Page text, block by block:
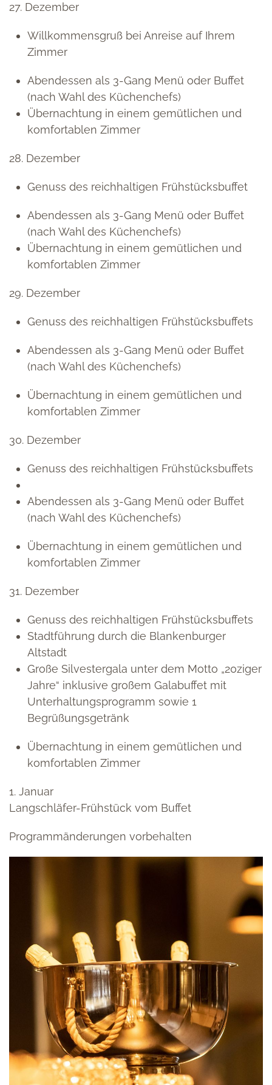
27. Dezember
Willkommensgruß bei Anreise auf Ihrem
Zimmer
Abendessen als 3-Gang Menü oder Buffet
(nach Wahl des Küchenchefs)
Übernachtung in einem gemütlichen und
komfortablen Zimmer
28. Dezember
Genuss des reichhaltigen Frühstücksbuffet
Abendessen als 3-Gang Menü oder Buffet
(nach Wahl des Küchenchefs)
Übernachtung in einem gemütlichen und
komfortablen Zimmer
29. Dezember
Genuss des reichhaltigen Frühstücksbuffets
Abendessen als 3-Gang Menü oder Buffet
(nach Wahl des Küchenchefs)
Übernachtung in einem gemütlichen und
komfortablen Zimmer
30. Dezember
Genuss des reichhaltigen Frühstücksbuffets
Abendessen als 3-Gang Menü oder Buffet
(nach Wahl des Küchenchefs)
Übernachtung in einem gemütlichen und
komfortablen Zimmer
31. Dezember
Genuss des reichhaltigen Frühstücksbuffets
Stadtführung durch die Blankenburger
Altstadt
Große Silvestergala unter dem Motto „20ziger
Jahre“ inklusive großem Galabuffet mit
Unterhaltungsprogramm sowie 1
Begrüßungsgetränk
Übernachtung in einem gemütlichen und
komfortablen Zimmer
1. Januar
Langschläfer-Frühstück vom Buffet
Programmänderungen vorbehalten